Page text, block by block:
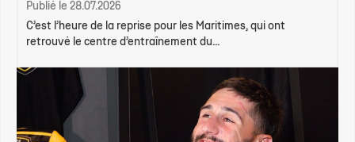
Publié le 28.07.2026
C’est l’heure de la reprise pour les Maritimes, qui ont
retrouvé le centre d’entraînement du...